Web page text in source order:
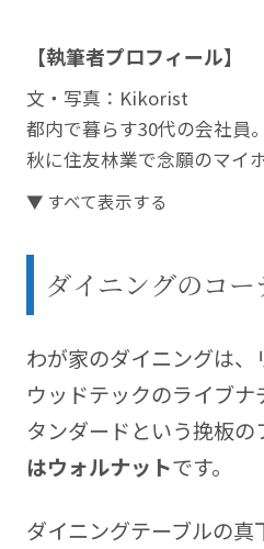
【執筆者プロフィール】
文・写真：Kikorist
都内で暮らす30代の会社員
秋に住友林業で念願のマイ
【マイホームへようこそ28回
住友林業との家づくりやラ
ログを運営中。 blog
▼ すべて表示する
ダイニングのコー
わが家のダイニングは
ウッドテックのライブ
タンダードという挽板の
はウォルナットです。
ダイニングテーブルの真